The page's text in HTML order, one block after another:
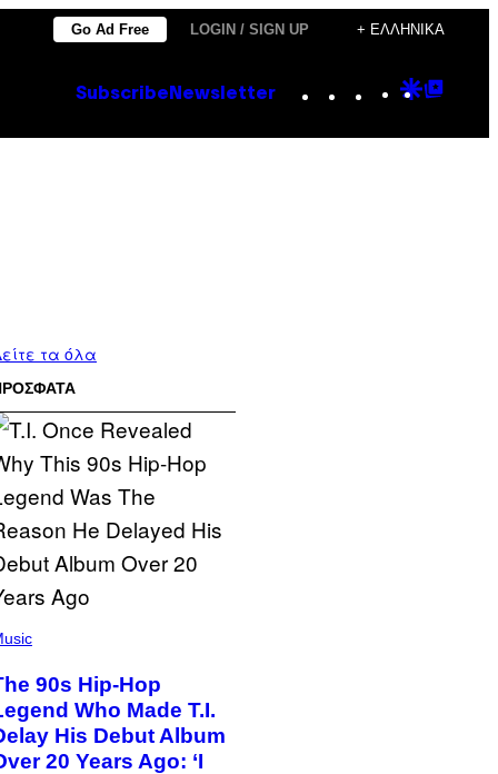
Go Ad Free LOGIN / SIGN UP + ΕΛΛΗΝΙΚΆ
Subscribe Newsletter Instagram
TikTok
YouTube
Google
τα όλα
90s Hip-Hop
Who Made T.I.
His Debut Album
20 Years Ago: ‘I